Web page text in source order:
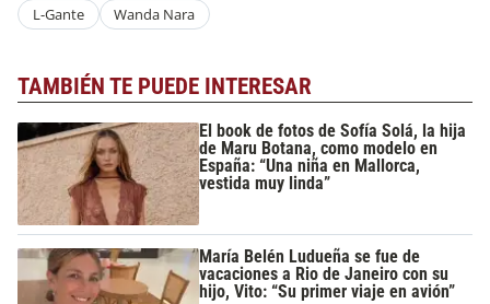
L-Gante Wanda Nara
TAMBIÉN TE PUEDE INTERESAR
El book de fotos de Sofía Solá, la hija
de Maru Botana, como modelo en
España: “Una niña en Mallorca,
vestida muy linda”
María Belén Ludueña se fue de
vacaciones a Rio de Janeiro con su
hijo, Vito: “Su primer viaje en avión”